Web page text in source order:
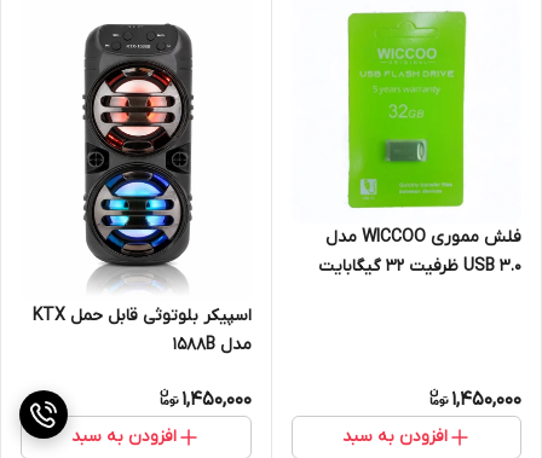
فلش مموری WICCOO مدل
USB 3.0 ظرفیت 32 گیگابایت
1,450,000
افزودن به سبد
اسپیکر بلوتوثی قابل حمل KTX
مدل 1588B
1,450,000
افزودن به سبد